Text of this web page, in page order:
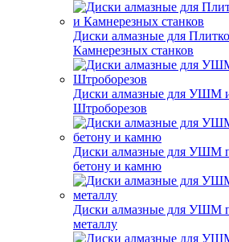
Диски алмазные для
Камнерезных станков
Диски алмазные для УШМ
Штроборезов
Диски алмазные для УШМ
бетону и камню
Диски алмазные для УШМ
металлу